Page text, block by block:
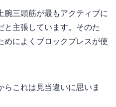
三頭筋が最もアクティブに
と主張しています。そのた
によくブロックプレスが使
らこれは見当違いに思いま